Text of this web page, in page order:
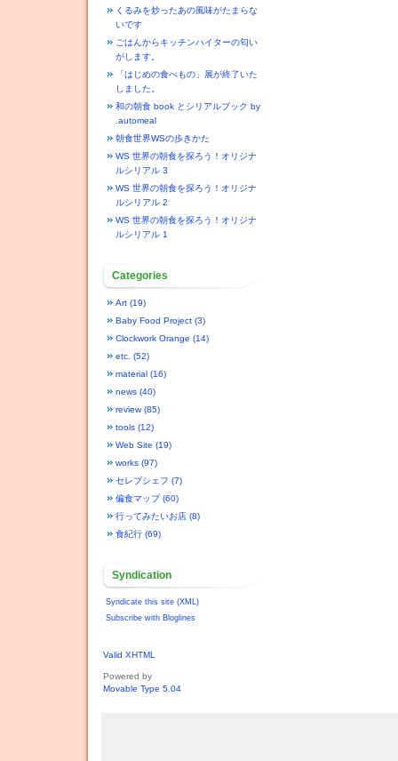
くるみを炒ったあの風味がたまらな
いです
ごはんからキッチンハイターの匂い
がします。
「はじめの食べもの」展が終了いた
しました。
和の朝食 book とシリアルブック by
.automeal
朝食世界WSの歩きかた
WS 世界の朝食を探ろう！オリジナ
ルシリアル 3
WS 世界の朝食を探ろう！オリジナ
ルシリアル 2
WS 世界の朝食を探ろう！オリジナ
ルシリアル 1
Categories
Art (19)
Baby Food Project (3)
Clockwork Orange (14)
etc. (52)
material (16)
news (40)
review (85)
tools (12)
Web Site (19)
works (97)
セレブシェフ (7)
偏食マップ (60)
行ってみたいお店 (8)
食紀行 (69)
Syndication
Syndicate this site (XML)
Subscribe with Bloglines
Valid XHTML
Powered by
Movable Type 5.04